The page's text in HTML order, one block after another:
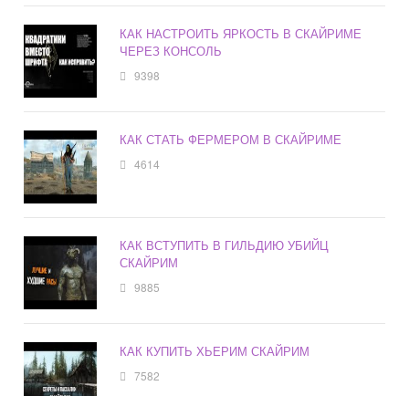
КАК НАСТРОИТЬ ЯРКОСТЬ В СКАЙРИМЕ
ЧЕРЕЗ КОНСОЛЬ
9398
КАК СТАТЬ ФЕРМЕРОМ В СКАЙРИМЕ
4614
КАК ВСТУПИТЬ В ГИЛЬДИЮ УБИЙЦ
СКАЙРИМ
9885
КАК КУПИТЬ ХЬЕРИМ СКАЙРИМ
7582